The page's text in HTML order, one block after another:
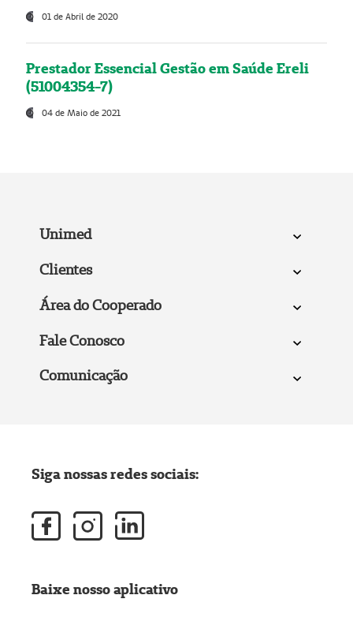
01 de Abril de 2020
Prestador Essencial Gestão em Saúde Ereli
(51004354-7)
04 de Maio de 2021
Unimed
Clientes
Área do Cooperado
Fale Conosco
Comunicação
Siga nossas redes sociais:
Baixe nosso aplicativo